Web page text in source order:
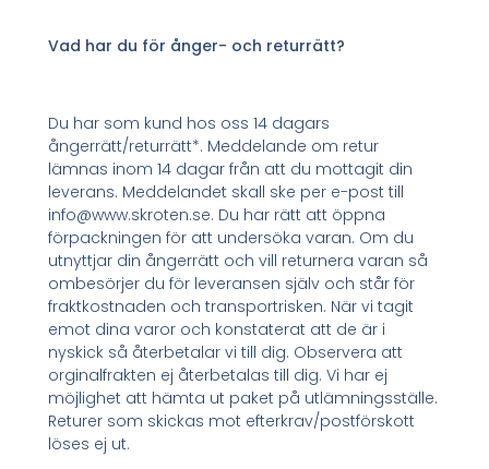
Vad har du för ånger- och returrätt?
Du har som kund hos oss 14 dagars
ångerrätt/returrätt*. Meddelande om retur
lämnas inom 14 dagar från att du mottagit din
leverans. Meddelandet skall ske per e-post till
info@www.skroten.se. Du har rätt att öppna
förpackningen för att undersöka varan. Om du
utnyttjar din ångerrätt och vill returnera varan så
ombesörjer du för leveransen själv och står för
fraktkostnaden och transportrisken. När vi tagit
emot dina varor och konstaterat att de är i
nyskick så återbetalar vi till dig. Observera att
orginalfrakten ej återbetalas till dig. Vi har ej
möjlighet att hämta ut paket på utlämningsställe.
Returer som skickas mot efterkrav/postförskott
löses ej ut.